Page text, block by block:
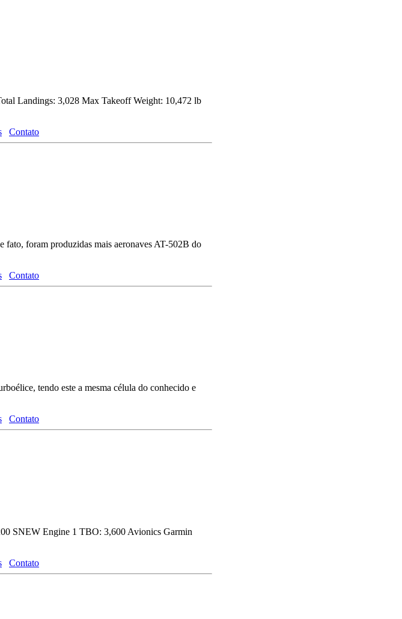
Landings: 3,028 Max Takeoff Weight: 10,472 lb
Contato
fato, foram produzidas mais aeronaves AT-502B do
Contato
tendo este a mesma célula do conhecido e
Contato
SNEW Engine 1 TBO: 3,600 Avionics Garmin
Contato